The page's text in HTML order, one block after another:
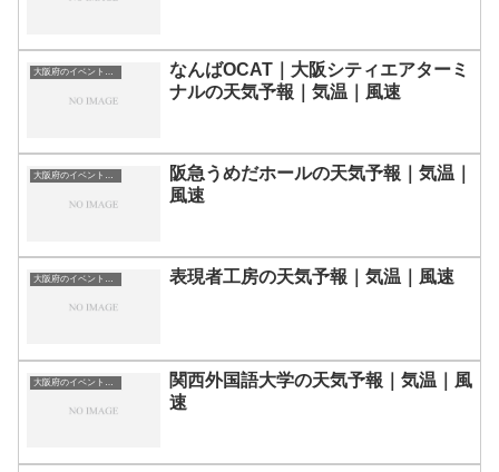
大阪府のイベント会場一覧
なんばOCAT｜大阪シティエアターミ
ナルの天気予報｜気温｜風速
大阪府のイベント会場一覧
阪急うめだホールの天気予報｜気温｜
風速
大阪府のイベント会場一覧 表現者工房の天気予報｜気温｜風速
関西外国語大学の天気予報｜気温｜風
速